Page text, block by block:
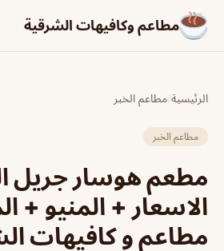
مطاعم وكافيهات الشرقية
الرئيسية/مطاعم الخبر
مطاعم الخبر
مطعم هوسار جريل
الاسعار + المنيو +
مطاعم و كافيهات